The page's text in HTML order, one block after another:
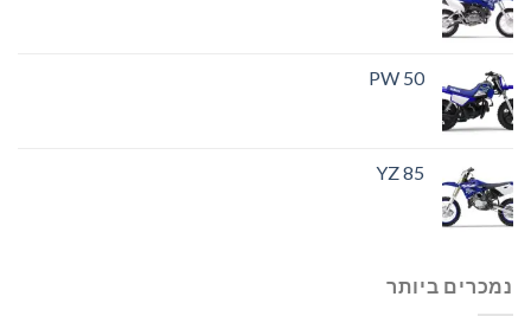
PW 50
YZ 85
נמכרים ביותר